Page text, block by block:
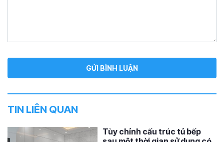
TIN LIÊN QUAN
Tùy chỉnh cấu trúc tủ bếp